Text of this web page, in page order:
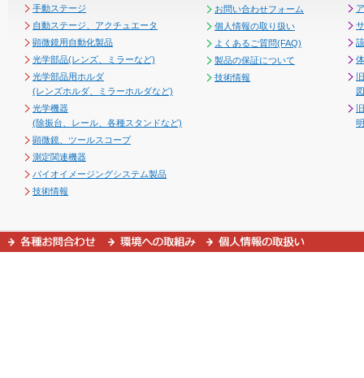
手動ステージ
自動ステージ、アクチュエータ
顕微鏡用自動化製品
光学部品(レンズ、ミラーなど)
光学部品用ホルダ
(レンズホルダ、ミラーホルダなど)
光学機器
(除振台、レール、各種スタンドなど)
顕微鏡、ツールスコープ
測定関連機器
バイオイメージングシステム製品
技術情報
お問い合わせフォーム
個人情報の取り扱い
よくあるご質問(FAQ)
製品の保証について
技術情報